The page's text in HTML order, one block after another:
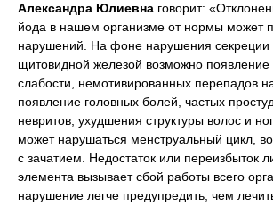
Александра Юлиевна говорит:
йода в нашем организме от нормы может
нарушений. На фоне нарушения секреции
щитовидной железой возможно появление
слабости, немотивированных перепадов
появление головных болей, частых
невритов, ухудшения структуры волос и
может нарушаться менструальный цикл,
с зачатием. Недостаток или переизбыток
элемента вызывает сбой работы всего
нарушение легче предупредить, чем